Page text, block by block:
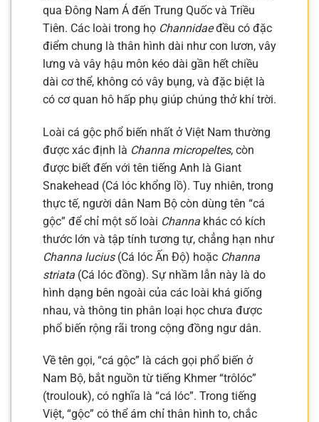
qua Đông Nam Á đến Trung Quốc và Triều
Tiên. Các loài trong họ Channidaeđều có đặc
điểm chung là thân hình dài như con lươn, vây
lưng và vây hậu môn kéo dài gần hết chiều
dài cơ thể, không có vây bụng, và đặc biệt là
có cơ quan hô hấp phụ giúp chúng thở khí trời.
Loài cá gộc phổ biến nhất ở Việt Nam thường
được xác định là Channa micropeltes, còn
được biết đến với tên tiếng Anh là Giant
Snakehead (Cá lóc khổng lồ). Tuy nhiên, trong
thực tế, người dân Nam Bộ còn dùng tên “cá
gộc” để chỉ một số loài Channa khác có kích
thước lớn và tập tính tương tự, chẳng hạn như
Channa lucius(Cá lóc Ấn Độ) hoặc Channa
striata (Cá lóc đồng). Sự nhầm lẫn này là do
hình dạng bên ngoài của các loài khá giống
nhau, và thông tin phân loại học chưa được
phổ biến rộng rãi trong cộng đồng ngư dân.
Về tên gọi, “cá gộc” là cách gọi phổ biến ở
Nam Bộ, bắt nguồn từ tiếng Khmer “trôlóc”
(troulouk), có nghĩa là “cá lóc”. Trong tiếng
Việt, “gộc” có thể ám chỉ thân hình to, chắc